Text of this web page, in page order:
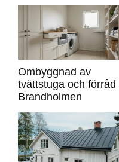
Ombyggnad av
tvättstuga och förråd
Brandholmen